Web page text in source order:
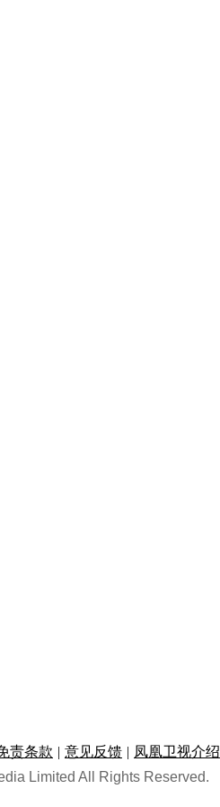
责条款 | 意见反馈 | 凤凰卫视介绍
Limited All Rights Reserved.